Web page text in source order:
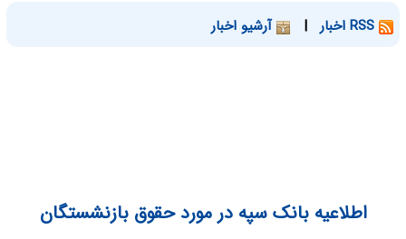
| آرشیو اخبار
اطلاعیه بانک سپه در مورد حقوق بازنشستگان